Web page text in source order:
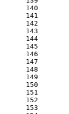
140
141
142
143
144
145
146
147
148
149
150
151
152
153